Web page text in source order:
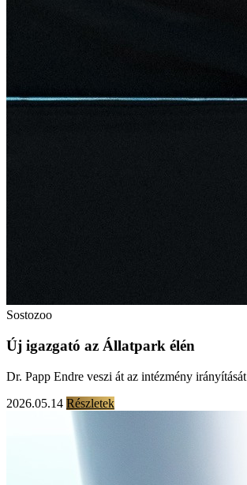
Sostozoo
Új igazgató az Állatpark élén
Dr. Papp Endre veszi át az intézmény irányítását
2026.05.14 Részletek